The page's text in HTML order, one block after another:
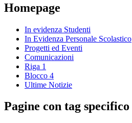
Homepage
In evidenza Studenti
In Evidenza Personale Scolastico
Progetti ed Eventi
Comunicazioni
Riga 1
Blocco 4
Ultime Notizie
Pagine con tag specifico